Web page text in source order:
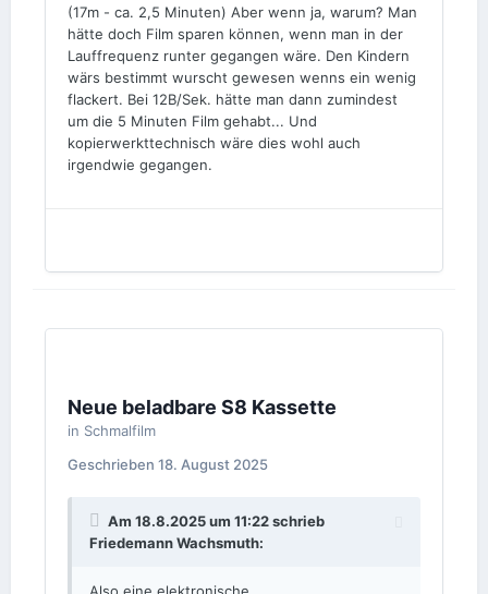
(17m - ca. 2,5 Minuten) Aber wenn ja, warum? Man
hätte doch Film sparen können, wenn man in der
Lauffrequenz runter gegangen wäre. Den Kindern
wärs bestimmt wurscht gewesen wenns ein wenig
flackert. Bei 12B/Sek. hätte man dann zumindest
um die 5 Minuten Film gehabt... Und
kopierwerkttechnisch wäre dies wohl auch
irgendwie gegangen.
Neue beladbare S8 Kassette
in Schmalfilm
Geschrieben 18. August 2025
Am 18.8.2025 um 11:22 schrieb
Friedemann Wachsmuth: